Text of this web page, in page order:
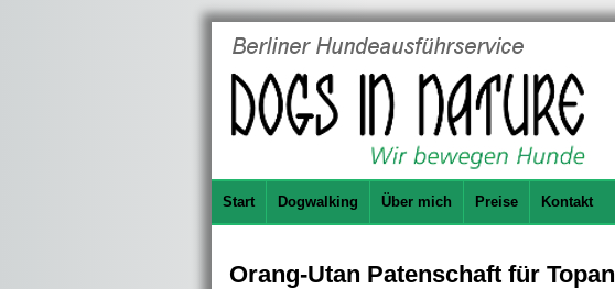
Start Dogwalking Über mich Preise Kontakt
Orang-Utan Patenschaft für Topan